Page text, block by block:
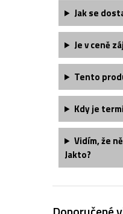
Jak se
Je v ceně
Tento
Kdy je
Vidím, že
Jakto?